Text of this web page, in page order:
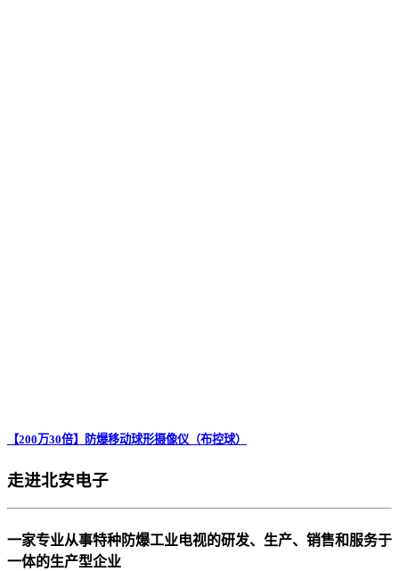
【200万30倍】防爆移动球形摄像仪（布控球）
走进北安电子
一家专业从事特种防爆工业电视的研发、生产、销售和服务于
一体的生产型企业